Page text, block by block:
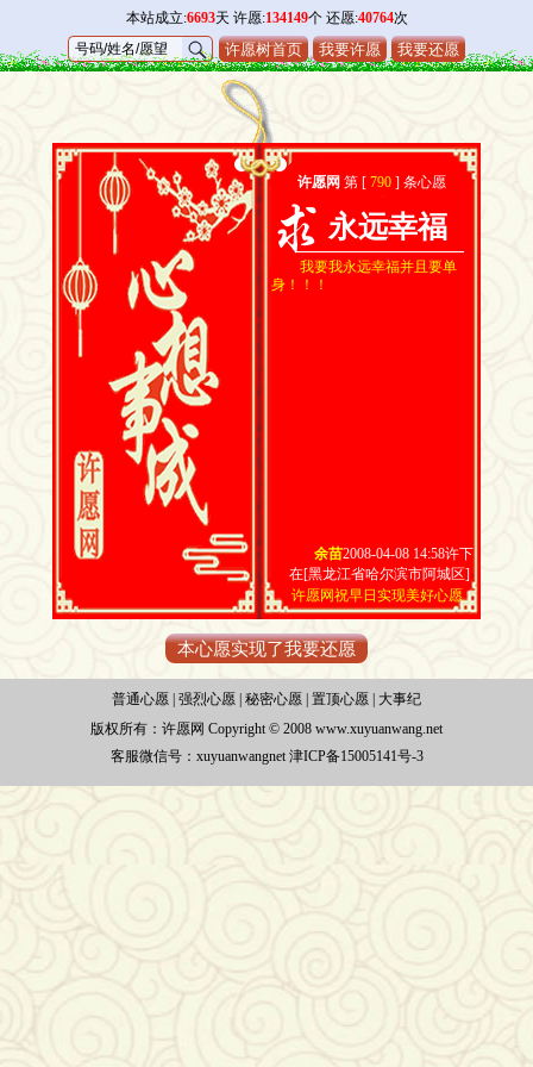
本站成立:6693天 许愿:134149个 还愿:40764次
许愿树首页 我要许愿 我要还愿
许愿网 第 [ 790 ] 条心愿
永远幸福
我要我永远幸福并且要单
身！！！
余苗2008-04-08 14:58许下
在[黑龙江省哈尔滨市阿城区]
许愿网祝早日实现美好心愿
本心愿实现了我要还愿
普通心愿 强烈心愿 秘密心愿 置顶心愿
大事纪
版权所有： 许愿网 Copyright © 2008 www.xuyuanwang.net
客服微信号：xuyuanwangnet 津ICP备15005141号-3